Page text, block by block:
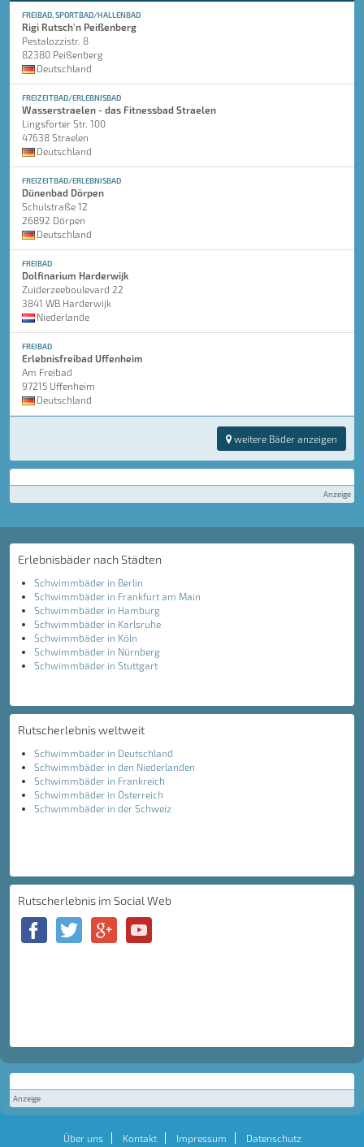
FREIBAD, SPORTBAD/HALLENBAD
Rigi Rutsch'n Peißenberg
Pestalozzistr. 8
82380 Peißenberg
Deutschland
FREIZEITBAD/ERLEBNISBAD
Wasserstraelen - das Fitnessbad Straelen
Lingsforter Str. 100
47638 Straelen
Deutschland
FREIZEITBAD/ERLEBNISBAD
Dünenbad Dörpen
Schulstraße 12
26892 Dörpen
Deutschland
FREIBAD
Dolfinarium Harderwijk
Zuiderzeeboulevard 22
3841 WB Harderwijk
Niederlande
FREIBAD
Erlebnisfreibad Uffenheim
Am Freibad
97215 Uffenheim
Deutschland
weitere Bäder anzeigen
Anzeige
Erlebnisbäder nach Städten
Schwimmbäder in Berlin
Schwimmbäder in Frankfurt am Main
Schwimmbäder in Hamburg
Schwimmbäder in Karlsruhe
Schwimmbäder in Köln
Schwimmbäder in Nürnberg
Schwimmbäder in Stuttgart
Rutscherlebnis weltweit
Schwimmbäder in Deutschland
Schwimmbäder in den Niederlanden
Schwimmbäder in Frankreich
Schwimmbäder in Österreich
Schwimmbäder in der Schweiz
Rutscherlebnis im Social Web
Anzeige
Über uns Kontakt Impressum Datenschutz